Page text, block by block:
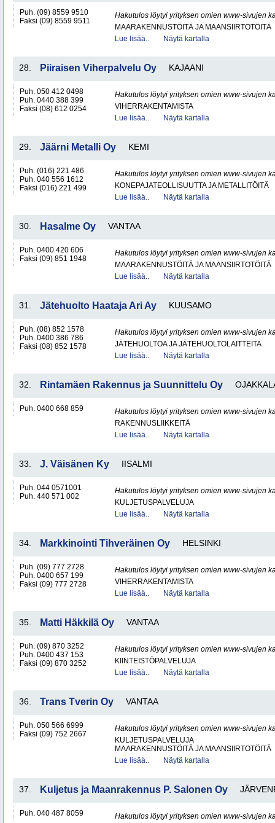
Puh. (09) 8559 9510
Faksi (09) 8559 9511
Hakutulos löytyi yrityksen omien www-sivujen
MAARAKENNUSTÖITÄ JA MAANSIIRTOTÖITÄ
Lue lisää..
Näytä kartalla
28. Piiraisen Viherpalvelu Oy KAJAANI
Puh. 050 412 0498
Puh. 0440 388 399
Faksi (08) 612 0254
Hakutulos löytyi yrityksen omien www-sivujen
VIHERRAKENTAMISTA
Lue lisää..
Näytä kartalla
29. Jäärni Metalli Oy KEMI
Puh. (016) 221 486
Puh. 040 556 1612
Faksi (016) 221 499
Hakutulos löytyi yrityksen omien www-sivujen
KONEPAJATEOLLISUUTTA JA METALLITÖITÄ
Lue lisää..
Näytä kartalla
30. Hasalme Oy VANTAA
Puh. 0400 420 606
Faksi (09) 851 1948
Hakutulos löytyi yrityksen omien www-sivujen
MAARAKENNUSTÖITÄ JA MAANSIIRTOTÖITÄ
Lue lisää..
Näytä kartalla
31. Jätehuolto Haataja Ari Ay KUUSAMO
Puh. (08) 852 1578
Puh. 0400 386 786
Faksi (08) 852 1578
Hakutulos löytyi yrityksen omien www-sivujen
JÄTEHUOLTOA JA JÄTEHUOLTOLAITTEITA
Lue lisää..
Näytä kartalla
32. Rintamäen Rakennus ja Suunnittelu Oy
Puh. 0400 668 859
Hakutulos löytyi yrityksen omien www-sivujen
RAKENNUSLIIKKEITÄ
Lue lisää..
Näytä kartalla
33. J. Väisänen Ky IISALMI
Puh. 044 0571001
Puh. 440 571 002
Hakutulos löytyi yrityksen omien www-sivujen
KULJETUSPALVELUJA
Lue lisää..
Näytä kartalla
34. Markkinointi Tihveräinen Oy HELSINKI
Puh. (09) 777 2728
Puh. 0400 657 199
Faksi (09) 777 2728
Hakutulos löytyi yrityksen omien www-sivujen
VIHERRAKENTAMISTA
Lue lisää..
Näytä kartalla
35. Matti Häkkilä Oy VANTAA
Puh. (09) 870 3252
Puh. 0400 437 153
Faksi (09) 870 3252
Hakutulos löytyi yrityksen omien www-sivujen
KIINTEISTÖPALVELUJA
Lue lisää..
Näytä kartalla
36. Trans Tverin Oy VANTAA
Puh. 050 566 6999
Faksi (09) 752 2667
Hakutulos löytyi yrityksen omien www-sivujen
KULJETUSPALVELUJA
MAARAKENNUSTÖITÄ JA MAANSIIRTOTÖITÄ
Lue lisää..
Näytä kartalla
37. Kuljetus ja Maanrakennus P. Salonen Oy
Puh. 040 487 8059
Hakutulos löytyi yrityksen omien www-sivujen